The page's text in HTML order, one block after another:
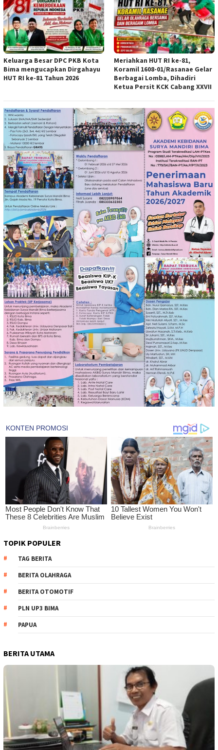
Keluarga Besar DPC PKB Kota
Bima mengucapkan Dirgahayu
HUT RI ke-81 Tahun 2026
Meriahkan HUT RI ke-81,
Koramil 1608-01/Rasanae Gelar
Berbagai Lomba, Dihadiri
Ketua Persit KCK Cabang XXVII
TOPIK POPULER
TAG BERITA
BERITA OLAHRAGA
BERITA OTOMOTIF
PLN UP3 BIMA
PAPUA
BERITA UTAMA